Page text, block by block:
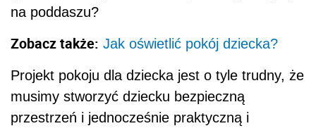
na poddaszu?
Zobacz także: Jak oświetlić pokój dziecka?
Projekt pokoju dla dziecka jest o tyle trudny, że
musimy stworzyć dziecku bezpieczną
przestrzeń i jednocześnie praktyczną i